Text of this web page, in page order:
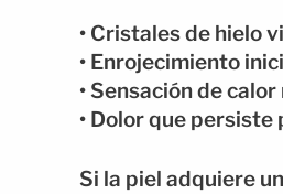
• Cristales de hielo
• Enrojecimiento
• Sensación de
• Dolor que persiste
Si la piel adquiere